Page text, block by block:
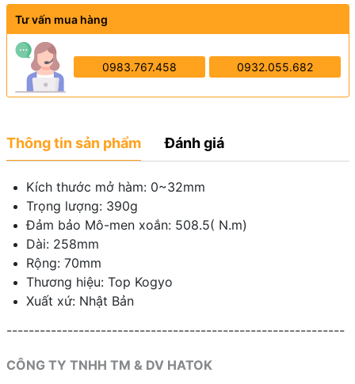
Tư vấn mua hàng
0983.767.458 0932.055.682
Thông tin sản phẩm Đánh giá
Kích thước mở hàm: 0~32mm
Trọng lượng: 390g
Đảm bảo Mô-men xoắn: 508.5( N.m)
Dài: 258mm
Rộng: 70mm
Thương hiệu: Top Kogyo
Xuất xứ: Nhật Bản
-------------------------------------------------------------
CÔNG TY TNHH TM & DV HATOK